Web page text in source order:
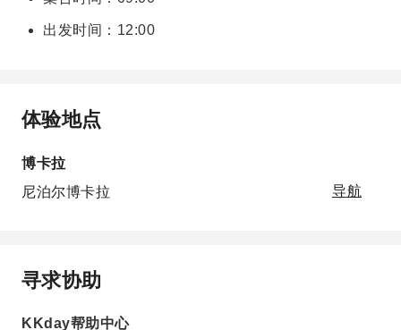
出发时间：12:00
体验地点
博卡拉
尼泊尔博卡拉
导航
寻求协助
KKday帮助中心